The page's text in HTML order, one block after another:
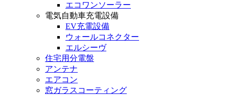
エコワンソーラー
電気自動車充電設備
EV充電設備
ウォールコネクター
エルシーヴ
住宅用分電盤
アンテナ
エアコン
窓ガラスコーティング